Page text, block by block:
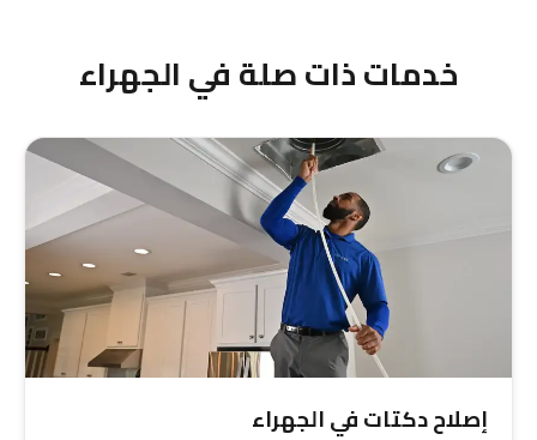
خدمات ذات صلة في الجهراء
إصلاح دكتات في الجهراء